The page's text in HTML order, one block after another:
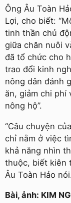
Ông Âu Toàn
Lợi, cho biết:
tinh thần chủ
giữa chăn nuôi
đã tổ chức cho
trao đổi kinh
nông dân đánh
ăn, giảm chi phí
nông hộ”.
“Câu chuyện
chỉ nằm ở việc
khả năng nhìn
thuộc, biết kiên
Âu Toàn Hảo
Bài, ảnh: KIM